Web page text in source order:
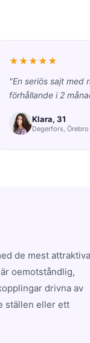
★★★★★
"En seriös sajt med
förhållande i 2
Klara, 31
Degerfors, Örebro
de mest attraktiva
oemotståndlig,
drivna av
ställen eller ett